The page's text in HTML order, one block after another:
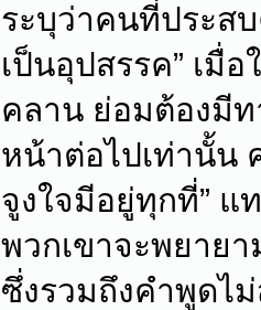
ระบุว่าคนที่ประส
เป็นอุปสรรค” เมื่
คลาน ย่อมต้องมี
หน้าต่อไปเท่านั้น
จูงใจมีอยู่ทุกที่” แ
พวกเขาจะพยาย
ซึ่งรวมถึงคำพูดไ